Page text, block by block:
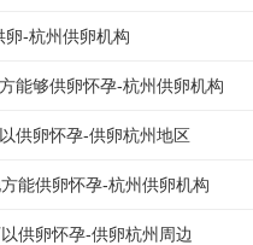
-杭州供卵机构
能够供卵怀孕-杭州供卵机构
供卵怀孕-供卵杭州地区
能供卵怀孕-杭州供卵机构
供卵怀孕-供卵杭州周边